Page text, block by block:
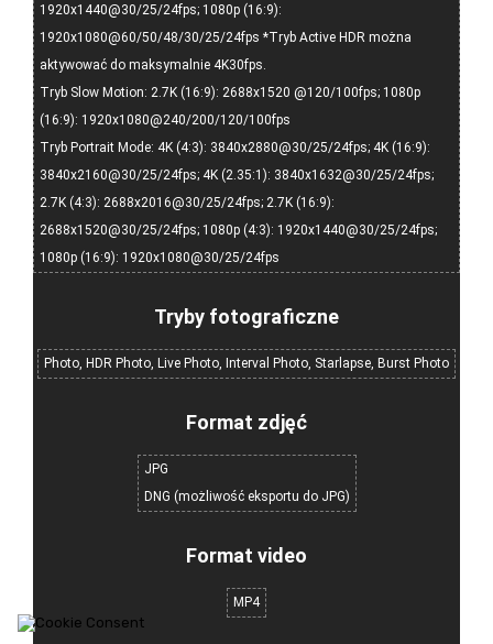
1920x1440@30/25/24fps; 1080p (16:9):
1920x1080@60/50/48/30/25/24fps *Tryb Active HDR można
aktywować do maksymalnie 4K30fps.
Tryb Slow Motion: 2.7K (16:9): 2688x1520 @120/100fps; 1080p
(16:9): 1920x1080@240/200/120/100fps
Tryb Portrait Mode: 4K (4:3): 3840x2880@30/25/24fps; 4K (16:9):
3840x2160@30/25/24fps; 4K (2.35:1): 3840x1632@30/25/24fps;
2.7K (4:3): 2688x2016@30/25/24fps; 2.7K (16:9):
2688x1520@30/25/24fps; 1080p (4:3): 1920x1440@30/25/24fps;
1080p (16:9): 1920x1080@30/25/24fps
Tryby fotograficzne
Photo, HDR Photo, Live Photo, Interval Photo, Starlapse, Burst Photo
Format zdjęć
JPG
DNG (możliwość eksportu do JPG)
Format video
MP4